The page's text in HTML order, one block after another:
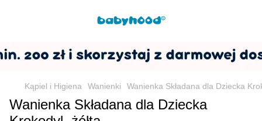
Kąpiel i Higiena Wanienki Wanienka Składana dla Dziecka
Wanienka Składana dla Dziecka